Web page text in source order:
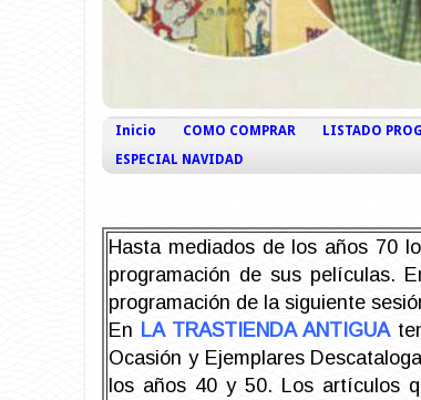
Inicio COMO COMPRAR LISTADO
ESPECIAL NAVIDAD
Hasta mediados de los años 70
programación de sus películas.
programación de la siguiente
En LA TRASTIENDA ANTIGUA
Ocasión y Ejemplares
los años 40 y 50. Los artículos